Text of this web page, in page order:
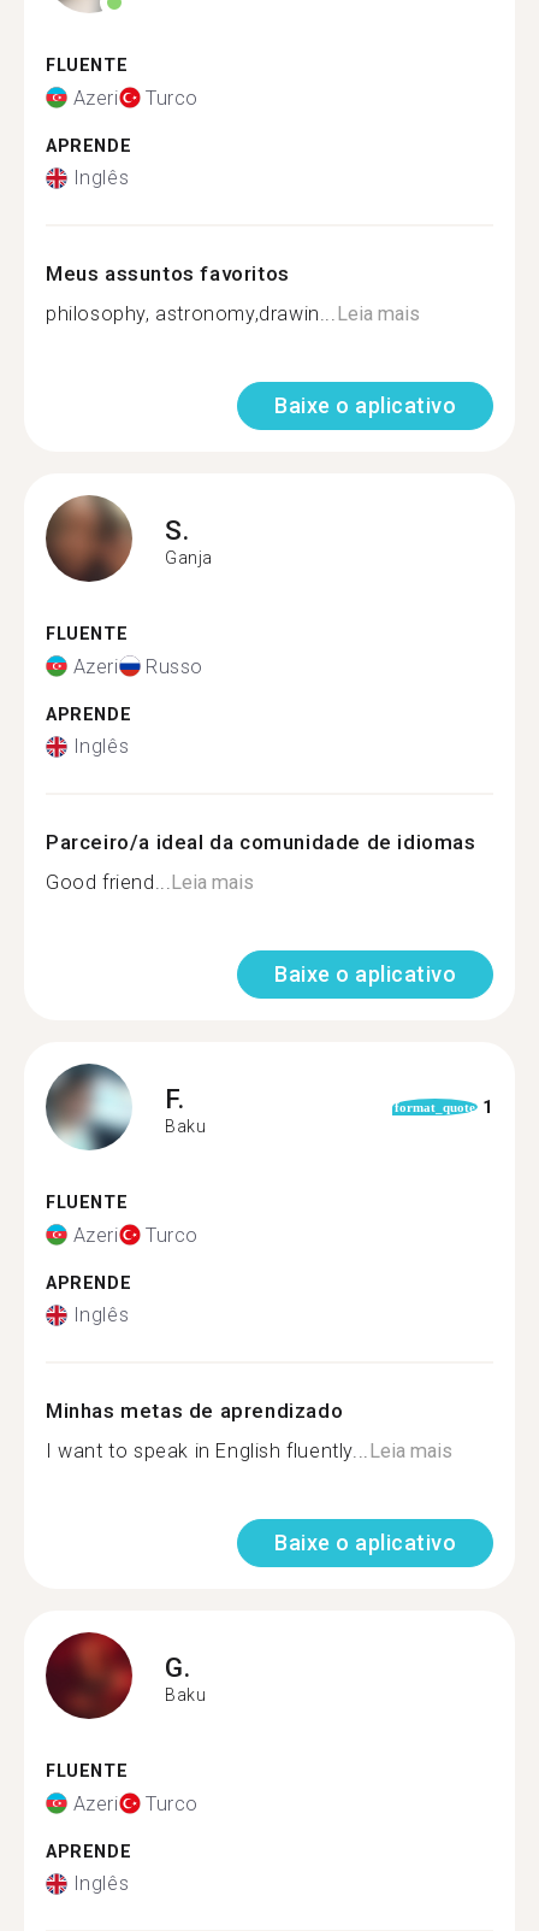
FLUENTE
Azeri Turco
APRENDE
Inglês
Meus assuntos favoritos
philosophy, astronomy,drawin...Leia mais
Baixe o aplicativo
S.
Ganja
FLUENTE
Azeri Russo
APRENDE
Inglês
Parceiro/a ideal da comunidade de idiomas
Good friend...Leia mais
Baixe o aplicativo
F.
Baku
format_quote 1
FLUENTE
Azeri Turco
APRENDE
Inglês
Minhas metas de aprendizado
I want to speak in English fluently...Leia mais
Baixe o aplicativo
G.
Baku
FLUENTE
Azeri Turco
APRENDE
Inglês